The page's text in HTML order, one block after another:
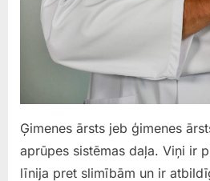
Ģimenes ārsts jeb ģimenes
aprūpes sistēmas daļa. Viņi ir
līnija pret slimībām un ir